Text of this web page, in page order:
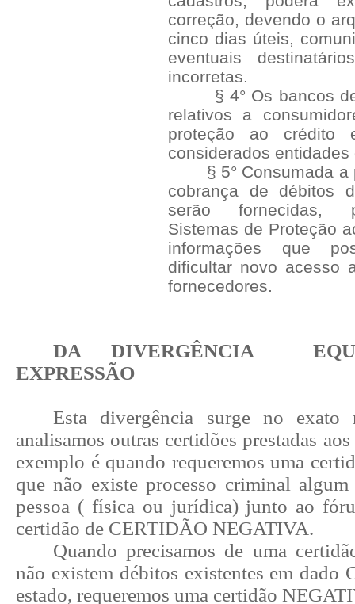
correção, devendo o
cinco dias úteis,
eventuais
incorretas.
§ 4° Os bancos de
relativos a
proteção ao crédito
considerados
§ 5° Consumada a
cobrança de débitos
serão fornecidas,
Sistemas de Proteção
informações que
dificultar novo acesso
fornecedores.
DA DIVERGÊNCIA
EXPRESSÃO
Esta divergência surge no exato
analisamos outras certidões prestadas
exemplo é quando requeremos uma
que não existe processo criminal
pessoa ( física ou jurídica) junto ao
certidão de CERTIDÃO NEGATIVA.
Quando precisamos de uma
não existem débitos existentes em dado
estado, requeremos uma certidão